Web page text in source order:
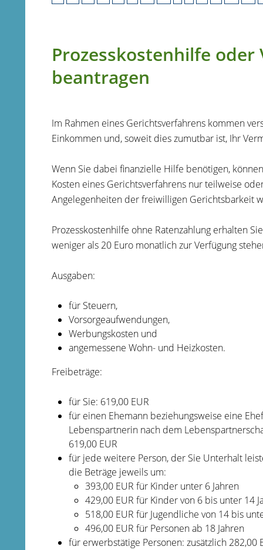
Prozesskostenhilfe
beantragen
Im Rahmen eines Gerichtsverfahrens kommen
Einkommen und, soweit dies zumutbar ist, Ihr
Wenn Sie dabei finanzielle Hilfe benötigen,
Kosten eines Gerichtsverfahrens nur teilweise
Angelegenheiten der freiwilligen Gerichtsbarkeit
Prozesskostenhilfe ohne Ratenzahlung erhalten
weniger als 20 Euro monatlich zur Verfügung
Ausgaben:
für Steuern,
Vorsorgeaufwendungen,
Werbungskosten und
angemessene Wohn- und Heizkosten.
Freibeträge:
für Sie: 619,00 EUR
für einen Ehemann beziehungsweise eine
Lebenspartnerin nach dem
619,00 EUR
für jede weitere Person, der Sie Unterhalt
die Beträge jeweils um:
393,00 EUR für Kinder unter 6 Jahren
429,00 EUR für Kinder von 6 bis unter 14
518,00 EUR für Jugendliche von 14 bis
496,00 EUR für Personen ab 18 Jahren
für erwerbstätige Personen: zusätzlich 282,00